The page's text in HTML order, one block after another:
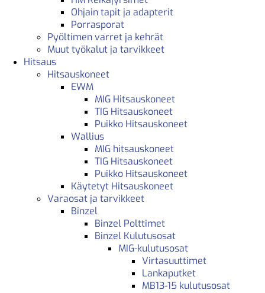
Ohjain tapit ja adapterit
Porrasporat
Pyöltimen varret ja kehrät
Muut työkalut ja tarvikkeet
Hitsaus
Hitsauskoneet
EWM
MIG Hitsauskoneet
TIG Hitsauskoneet
Puikko Hitsauskoneet
Wallius
MIG hitsauskoneet
TIG Hitsauskoneet
Puikko Hitsauskoneet
Käytetyt Hitsauskoneet
Varaosat ja tarvikkeet
Binzel
Binzel Polttimet
Binzel Kulutusosat
MIG-kulutusosat
Virtasuuttimet
Lankaputket
MB13-15 kulutusosat